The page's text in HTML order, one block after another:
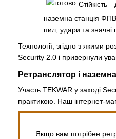
наземна станція
пил, удари та
Технології, згідно з якими
Security 2.0 і привернули
Ретранслятор і
Участь TEKWAR у заході
практикою. Наш інтернет-
Якщо вам потрібен